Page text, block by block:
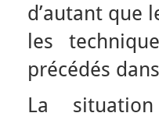
d’autant que
les
précédés
La